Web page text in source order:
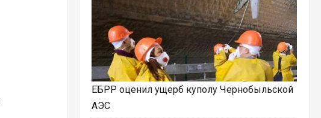
ЕБРР оценил ущерб куполу Чернобыльской
АЭС